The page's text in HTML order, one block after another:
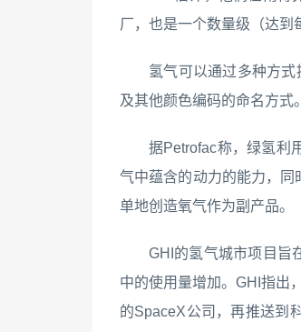
厂，也是一个数量级（达到
氢气可以通过多种方
及其他颜色编码的命名方式。
据Petrofac称，绿氢利
气中蕴含的动力的能力，
单地创造氧气作为副产品。
GHI的氢气城市项目旨
中的使用量增加。GHI指出
的SpaceX公司，再推送到